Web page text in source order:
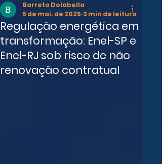
Regulação energética em
transformação: Enel-SP e
Enel-RJ sob risco de não
renovação contratual
Barreto Dolabella
5 de mai. de 2025 3 min de leitura